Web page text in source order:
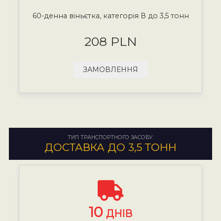
60-денна віньєтка, категорія В до 3,5 тонн
208 PLN
ЗАМОВЛЕННЯ
ТИП ТРАНСПОРТНОГО ЗАСОБУ:
ДОСТАВКА ДО 3,5 ТОНН
10 ДНІВ